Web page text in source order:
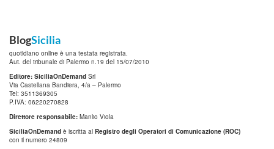
BlogSicilia
quotidiano online è una testata registrata.
Aut. del tribunale di Palermo n.19 del 15/07/2010
Editore: SiciliaOnDemand Srl
Via Castellana Bandiera, 4/a – Palermo
Tel: 3511369305
P.IVA: 06220270828
Direttore responsabile: Manlio Viola
SiciliaOnDemand è iscritta al Registro degli Operatori di Comunicazione (ROC)
con il numero 24809